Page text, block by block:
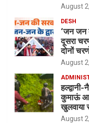
August
DESH
‘जन जन
दूसरा
दोनों
August
कुमाऊं
खुलवाया
August